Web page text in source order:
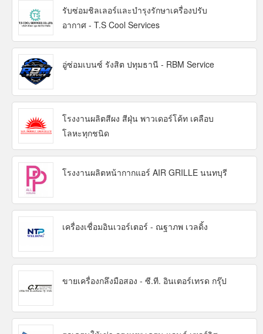
รับซ่อมชิลเลอร์และบำรุงรักษาเครื่องปรับ
อากาศ - T.S Cool Services
อู่ซ่อมเบนซ์ รังสิต ปทุมธานี - RBM Service
โรงงานผลิตสีผง สีฝุ่น พาวเดอร์โค้ท เคลือบ
โลหะทุกชนิด
โรงงานผลิตหน้ากากแอร์ AIR GRILLE นนทบุรี
เครื่องเชื่อมอินเวอร์เตอร์ - ณฐาภพ เวลดิ้ง
ขายเครื่องกลึงมือสอง - ซี.ที. อินเตอร์เทรด กรุ๊ป